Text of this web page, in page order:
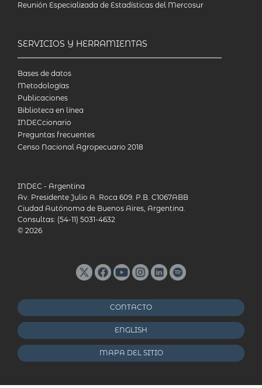
Reunión Especializada de Estadísticas del Mercosur
SERVICIOS Y HERRAMIENTAS
Bases de datos
Metodologías
Publicaciones
Biblioteca en línea
INDECcionario
Preguntas frecuentes
Censo Nacional Agropecuario 2018
INDEC - Argentina
Av. Presidente Julio A. Roca 609. P.B. C1067ABB
Ciudad Autónoma de Buenos Aires, Argentina.
Consultas: (54-11) 5031-4632
© 2026
CONTACTO
ENGLISH
MAPA DEL SITIO